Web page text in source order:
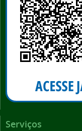
Serviços